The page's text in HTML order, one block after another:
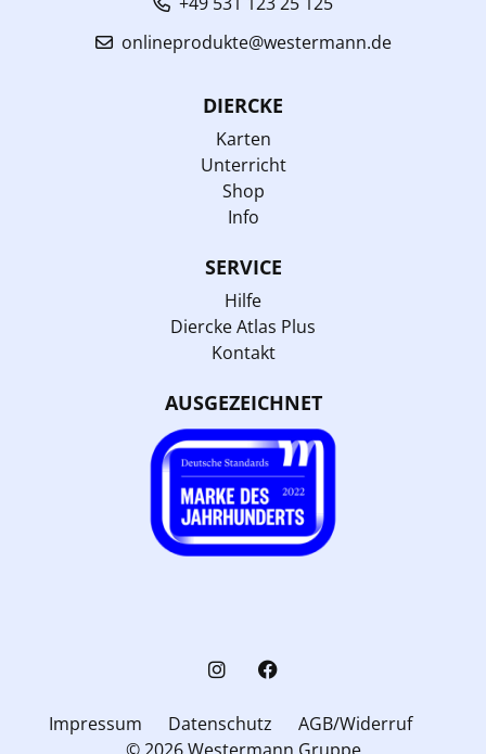
onlineprodukte@westermann.de
DIERCKE
Karten
Unterricht
Shop
Info
SERVICE
Hilfe
Diercke Atlas Plus
Kontakt
AUSGEZEICHNET
Impressum Datenschutz
AGB/Widerruf